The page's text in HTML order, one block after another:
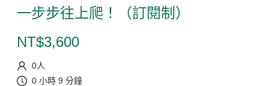
一步步往上爬！（訂閱制）
NT$3,600
0人
0 小時 9 分鐘